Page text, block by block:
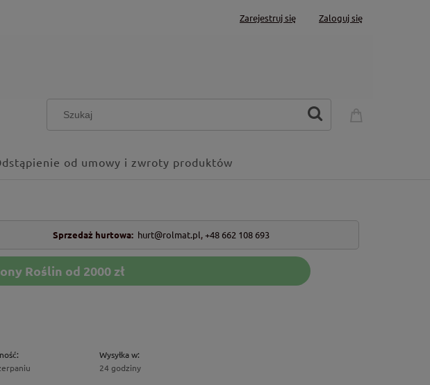
Zarejestruj się Zaloguj się
od umowy i zwroty produktów
Sprzedaż hurtowa: hurt@rolmat.pl,+48 662 108 693
Roślin od 2000 zł
Wysyłka w:
24 godziny